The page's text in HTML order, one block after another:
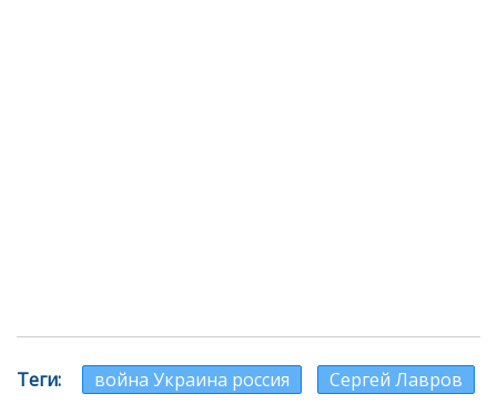
Теги война Украина россия
Сергей Лавров